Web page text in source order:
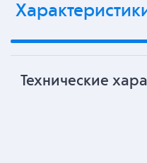
Технические